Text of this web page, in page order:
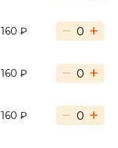
160 ₽ − +
160 ₽ − +
160 ₽ − +